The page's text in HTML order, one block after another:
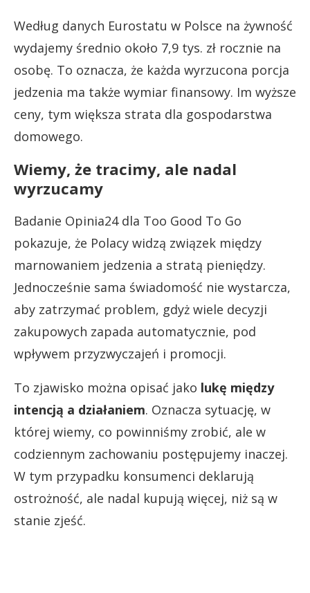
Według danych Eurostatu w Polsce na żywność
wydajemy średnio około 7,9 tys. zł rocznie na
osobę. To oznacza, że każda wyrzucona porcja
jedzenia ma także wymiar finansowy. Im wyższe
ceny, tym większa strata dla gospodarstwa
domowego.
Wiemy, że tracimy, ale nadal
wyrzucamy
Badanie Opinia24 dla Too Good To Go
pokazuje, że Polacy widzą związek między
marnowaniem jedzenia a stratą pieniędzy.
Jednocześnie sama świadomość nie wystarcza,
aby zatrzymać problem, gdyż wiele decyzji
zakupowych zapada automatycznie, pod
wpływem przyzwyczajeń i promocji.
To zjawisko można opisać jako lukę między
intencją a działaniem. Oznacza sytuację, w
której wiemy, co powinniśmy zrobić, ale w
codziennym zachowaniu postępujemy inaczej.
W tym przypadku konsumenci deklarują
ostrożność, ale nadal kupują więcej, niż są w
stanie zjeść.